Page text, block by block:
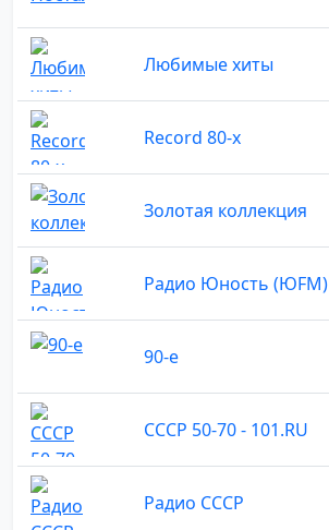
Любимые хиты
Record 80-х
Золотая коллекция
Радио Юность (ЮFM)
90-е
СССР 50-70 - 101.RU
Радио СССР